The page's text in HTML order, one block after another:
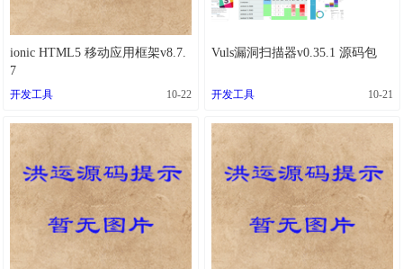
ionic HTML5 移动应用框架v8.7.
7
开发工具 10-22
Vuls漏洞扫描器v0.35.1 源码包
开发工具 10-21